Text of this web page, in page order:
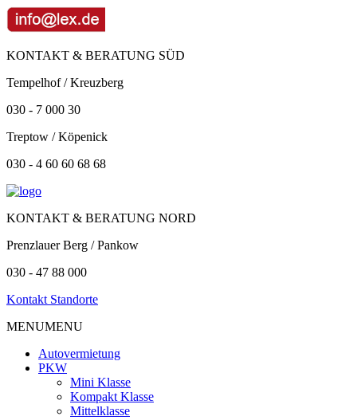
KONTAKT & BERATUNG SÜD
Tempelhof / Kreuzberg
030 - 7 000 30
Treptow / Köpenick
030 - 4 60 60 68 68
KONTAKT & BERATUNG NORD
Prenzlauer Berg / Pankow
030 - 47 88 000
Kontakt Standorte
MENUMENU
Autovermietung
PKW
Mini Klasse
Kompakt Klasse
Mittelklasse